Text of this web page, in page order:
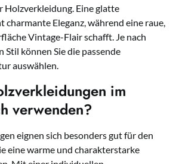
Holzverkleidung. Eine glatte
charmante Eleganz, während eine raue,
Vintage-Flair schafft. Je nach
Stil können Sie die passende
auswählen.
im
verwenden?
eignen sich besonders gut für den
eine warme und charakterstarke